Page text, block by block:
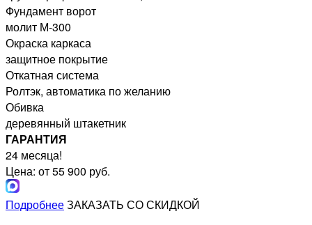
Фундамент ворот
молит М-300
Окраска каркаса
защитное покрытие
Откатная система
Ролтэк, автоматика по желанию
Обивка
деревянный штакетник
ГАРАНТИЯ
24 месяца!
Цена: от 55 900 руб.
ПодробнееЗАКАЗАТЬ СО СКИДКОЙ